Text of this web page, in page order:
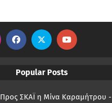
Popular Posts
Προς ΣΚΑΪ η Μίνα Καραμήτρου -